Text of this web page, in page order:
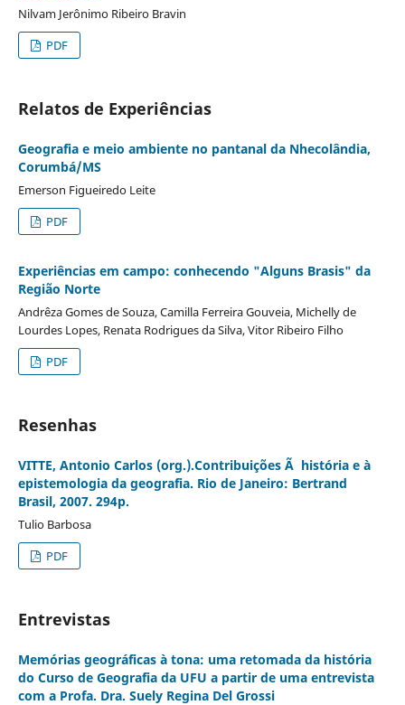
Nilvam Jerônimo Ribeiro Bravin
PDF
Relatos de Experiências
Geografia e meio ambiente no pantanal da Nhecolândia,
Corumbá/MS
Emerson Figueiredo Leite
PDF
Experiências em campo: conhecendo "Alguns Brasis" da
Região Norte
Andrêza Gomes de Souza, Camilla Ferreira Gouveia, Michelly de
Lourdes Lopes, Renata Rodrigues da Silva, Vitor Ribeiro Filho
PDF
Resenhas
VITTE, Antonio Carlos (org.).Contribuições Ã história e à
epistemologia da geografia. Rio de Janeiro: Bertrand
Brasil, 2007. 294p.
Tulio Barbosa
PDF
Entrevistas
Memórias geográficas à tona: uma retomada da história
do Curso de Geografia da UFU a partir de uma entrevista
com a Profa. Dra. Suely Regina Del Grossi